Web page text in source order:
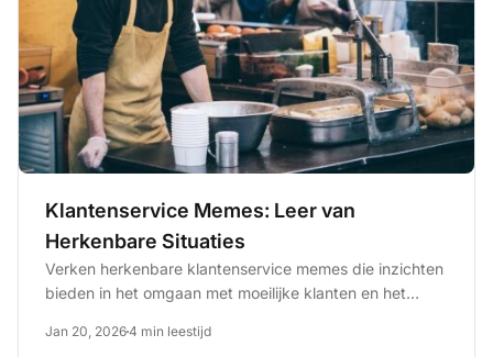
Klantenservice Memes: Leer van
Herkenbare Situaties
Verken herkenbare klantenservice memes die inzichten
bieden in het omgaan met moeilijke klanten en het
Jan 20, 20264 min leestijd